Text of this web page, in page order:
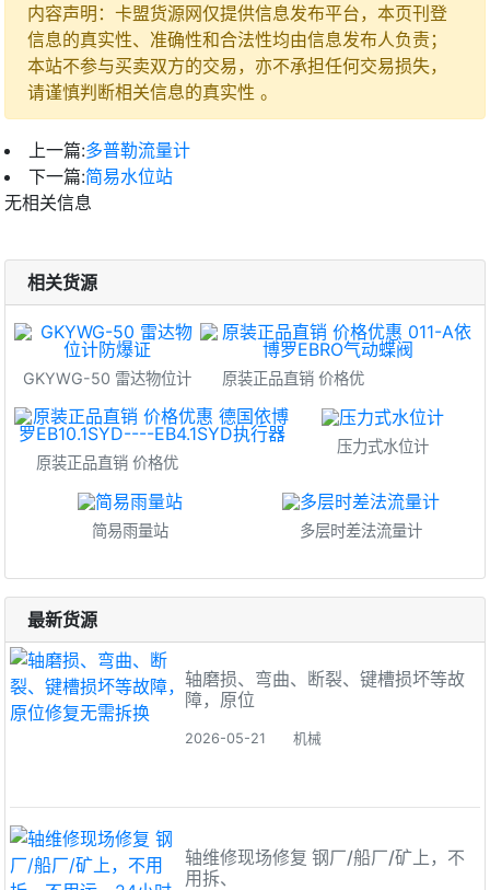
内容声明：卡盟货源网仅提供信息发布平台，本页刊登
信息的真实性、准确性和合法性均由信息发布人负责；
本站不参与买卖双方的交易，亦不承担任何交易损失，
请谨慎判断相关信息的真实性 。
上一篇:多普勒流量计
下一篇:简易水位站
无相关信息
相关货源
GKYWG-50 雷达物位计 原装正品直销 价格优
原装正品直销 价格优
压力式水位计
简易雨量站 多层时差法流量计
最新货源
轴磨损、弯曲、断裂、键槽损坏等故
障，原位
2026-05-21 机械
轴维修现场修复 钢厂/船厂/矿上，不
用拆、